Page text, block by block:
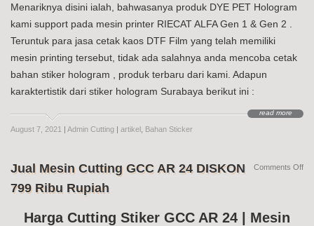
Menariknya disini ialah, bahwasanya produk DYE PET Hologram
kami support pada mesin printer RIECAT ALFA Gen 1 & Gen 2 .
Teruntuk para jasa cetak kaos DTF Film yang telah memiliki
mesin printing tersebut, tidak ada salahnya anda mencoba cetak
bahan stiker hologram , produk terbaru dari kami. Adapun
karaktertistik dari stiker hologram Surabaya berikut ini :
read more
August 7, 2021 | Admin Cutting | artikel Bahan Sticker
Jual Mesin Cutting GCC AR 24 DISKON
799 Ribu Rupiah
Harga Cutting Stiker GCC AR 24 | Mesin
Comments Offon